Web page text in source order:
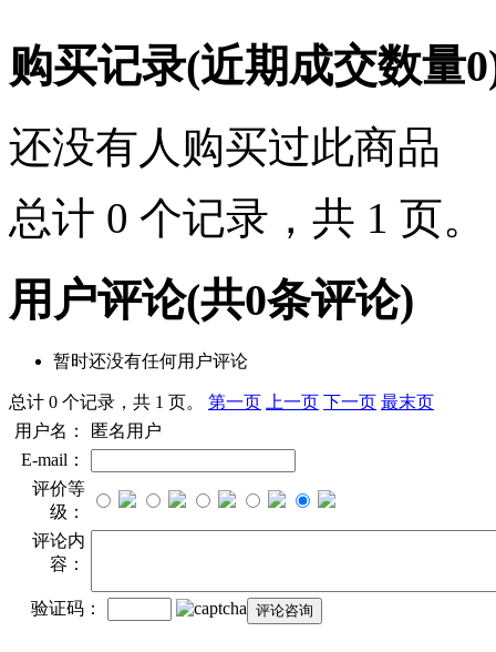
购买记录(近期成交数量0
还没有人购买过此商品
总计 0 个记录，共 1 页。
用户评论(共0条评论)
暂时还没有任何用户评论
总计 0 个记录，共 1 页。 第一页 上一页 下一页 最末页
用户名：
匿名用户
E-mail：
评价等
级：
评论内
容：
验证码：